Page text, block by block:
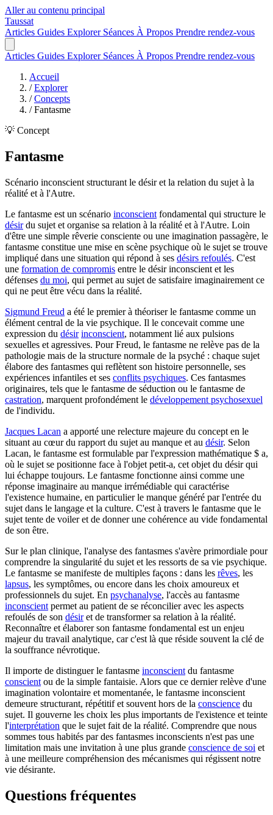
Aller au contenu principal
Taussat
Articles Guides Explorer Séances À Propos Prendre rendez-vous
Articles Guides Explorer Séances À Propos Prendre rendez-vous
Accueil
/ Explorer
/ Concepts
/ Fantasme
💡 Concept
Fantasme
Scénario inconscient structurant le désir et la relation du sujet à la
réalité et à l'Autre.
Le fantasme est un scénario inconscient fondamental qui structure le
désirdu sujet et organise sa relation à la réalité et à l'Autre. Loin
d'être une simple rêverie consciente ou une imagination passagère, le
fantasme constitue une mise en scène psychique où le sujet se trouve
impliqué dans une situation qui répond à ses désirs refoulés. C'est
une formation de compromis entre le désir inconscient et les
défenses du moi, qui permet au sujet de satisfaire imaginairement ce
qui ne peut être vécu dans la réalité.
Sigmund Freud a été le premier à théoriser le fantasme comme un
élément central de la vie psychique. Il le concevait comme une
expression du désir inconscient, notamment lié aux pulsions
sexuelles et agressives. Pour Freud, le fantasme ne relève pas de la
pathologie mais de la structure normale de la psyché : chaque sujet
élabore des fantasmes qui reflètent son histoire personnelle, ses
expériences infantiles et ses conflits psychiques. Ces fantasmes
originaires, tels que le fantasme de séduction ou le fantasme de
castration, marquent profondément le développement psychosexuel
de l'individu.
Jacques Lacan a apporté une relecture majeure du concept en le
situant au cœur du rapport du sujet au manque et au désir. Selon
Lacan, le fantasme est formulable par l'expression mathématique $ a,
où le sujet se positionne face à l'objet petit-a, cet objet du désir qui
lui échappe toujours. Le fantasme fonctionne ainsi comme une
réponse imaginaire au manque irrémédiable qui caractérise
l'existence humaine, en particulier le manque généré par l'entrée du
sujet dans le langage et la culture. C'est à travers le fantasme que le
sujet tente de voiler et de donner une cohérence au vide fondamental
de son être.
Sur le plan clinique, l'analyse des fantasmes s'avère primordiale pour
comprendre la singularité du sujet et les ressorts de sa vie psychique.
Le fantasme se manifeste de multiples façons : dans les rêves, les
lapsus, les symptômes, ou encore dans les choix amoureux et
professionnels du sujet. En psychanalyse, l'accès au fantasme
inconscient permet au patient de se réconcilier avec les aspects
refoulés de son désiret de transformer sa relation à la réalité.
Reconnaître et élaborer son fantasme fondamental est un enjeu
majeur du travail analytique, car c'est là que réside souvent la clé de
la souffrance névrotique.
Il importe de distinguer le fantasme inconscient du fantasme
conscient ou de la simple fantaisie. Alors que ce dernier relève d'une
imagination volontaire et momentanée, le fantasme inconscient
demeure structurant, répétitif et souvent hors de la conscience du
sujet. Il gouverne les choix les plus importants de l'existence et teinte
l'interprétation que le sujet fait de la réalité. Comprendre que nous
sommes tous habités par des fantasmes inconscients n'est pas une
limitation mais une invitation à une plus grande conscience de soi et
à une meilleure compréhension des mécanismes qui régissent notre
vie désirante.
Questions fréquentes